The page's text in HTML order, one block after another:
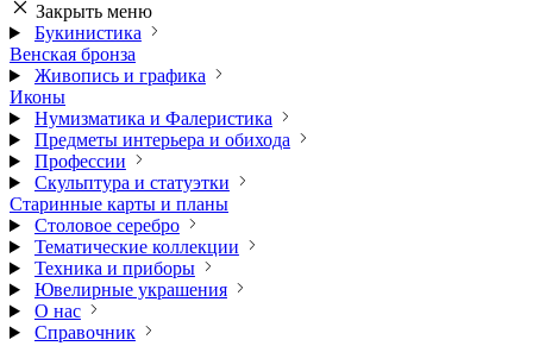
Закрыть меню
Букинистика
Венская бронза
Живопись и графика
Иконы
Нумизматика и Фалеристика
Предметы интерьера и обихода
Профессии
Скульптура и статуэтки
Старинные карты и планы
Столовое серебро
Тематические коллекции
Техника и приборы
Ювелирные украшения
О нас
Справочник